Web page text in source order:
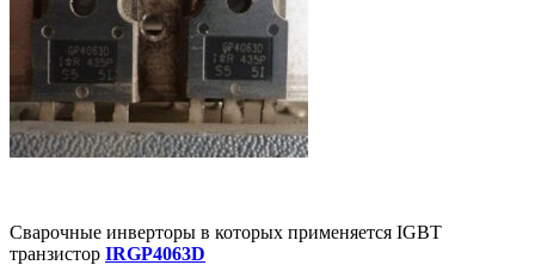
Сварочные инверторы в которых применяется IGBT
транзистор IRGP4063D